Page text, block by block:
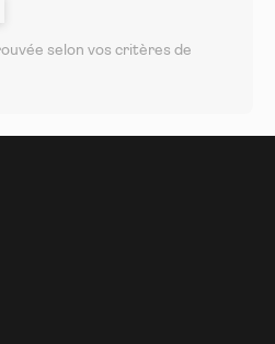
selon vos critères de